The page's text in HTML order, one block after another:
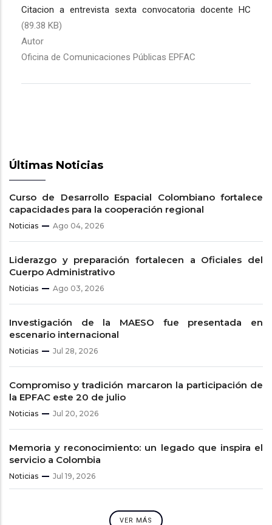
Citacion a entrevista sexta convocatoria docente HC
(89.38 KB)
Autor
Oficina de Comunicaciones Públicas EPFAC
Últimas Noticias
Curso de Desarrollo Espacial Colombiano fortalece
capacidades para la cooperación regional
Noticias Ago 04, 2026
Liderazgo y preparación fortalecen a Oficiales del
Cuerpo Administrativo
Noticias Ago 03, 2026
Investigación de la MAESO fue presentada en
escenario internacional
Noticias Jul 28, 2026
Compromiso y tradición marcaron la participación de
la EPFAC este 20 de julio
Noticias Jul 20, 2026
Memoria y reconocimiento: un legado que inspira el
servicio a Colombia
Noticias Jul 19, 2026
VER MÁS